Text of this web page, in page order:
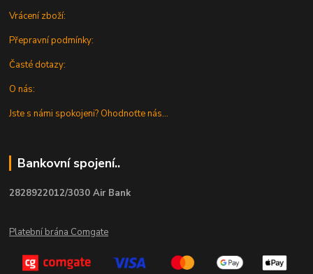
Vrácení zboží:
Přepravní podmínky:
Časté dotazy:
O nás:
Jste s námi spokojeni? Ohodnoťte nás...
Bankovní spojení..
2828922012/3030 Air Bank
Platební brána Comgate